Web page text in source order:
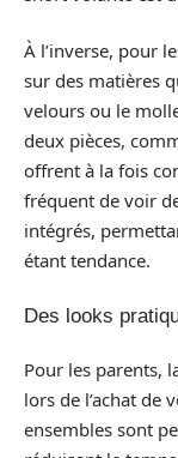
À l’inverse, pour
sur des matières
velours ou le
deux pièces,
offrent à la fois
fréquent de voir
intégrés,
étant tendance.
Des looks
Pour les parents,
lors de l’achat de
ensembles sont